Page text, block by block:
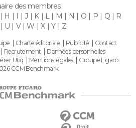
des membres :
H I J K L M N O P Q
R
U V W X Y Z
Charte éditoriale Publicité
Contact
Recrutement
Données personnelles
Utiq Mentions légales
Groupe Figaro
CCM Benchmark